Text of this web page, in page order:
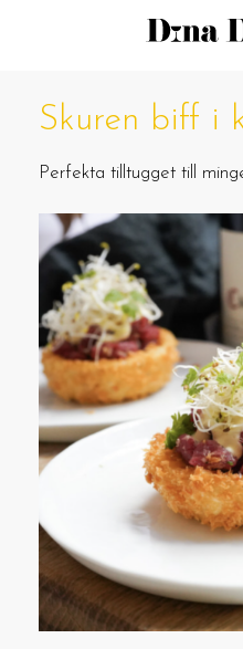
Skuren biff i
Perfekta tilltugget till